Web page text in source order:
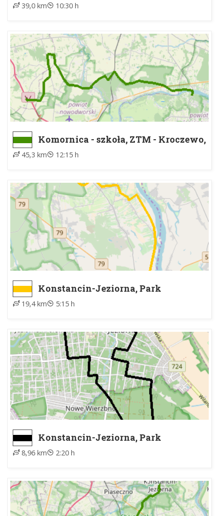
39,0 km 10:30 h
Komornica - szkoła, ZTM - Kroczewo,
45,3 km 12:15 h
Konstancin-Jeziorna, Park
Zdrojowy ZTM - Góra Kalwaria,
Rynek
19,4 km 5:15 h
Konstancin-Jeziorna, Park
Zdrojowy ZTM - Konstancin-
Jeziorna, Park Zdrojowy ZTM
8,96 km 2:20 h